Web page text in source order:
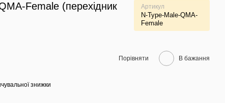
Female (перехідник
Артикул
N-Type-Male-QMA-
Female
Порівняти В бажання
знижки